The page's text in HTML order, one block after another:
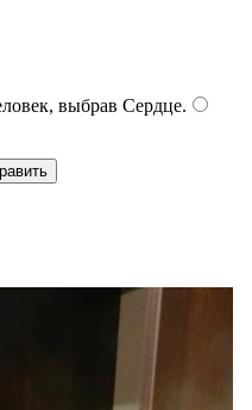
выбрав Сердце.